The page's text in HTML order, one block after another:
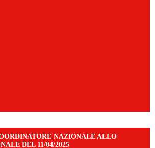
NAZIONALE ALLO
DEL 11/04/2025